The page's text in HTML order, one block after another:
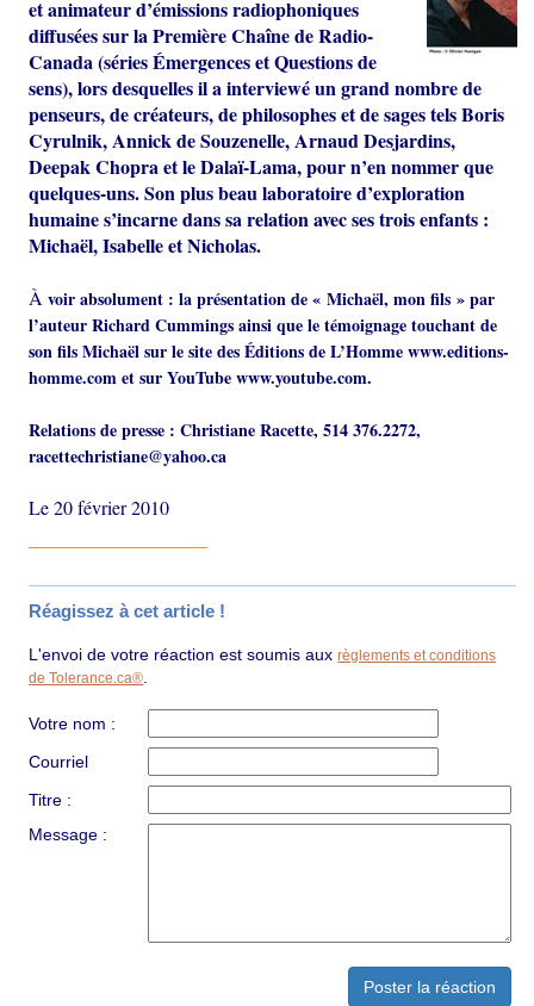
et animateur d’émissions radiophoniques
diffusées sur la Première Chaîne de Radio-
Canada (séries Émergences et Questions de
sens), lors desquelles il a interviewé un grand nombre de
penseurs, de créateurs, de philosophes et de sages tels Boris
Cyrulnik, Annick de Souzenelle, Arnaud Desjardins,
Deepak Chopra et le Dalaï-Lama, pour n’en nommer que
quelques-uns. Son plus beau laboratoire d’exploration
humaine s’incarne dans sa relation avec ses trois enfants :
Michaël, Isabelle et Nicholas.
Àvoir absolument : la présentation de « Michaël, mon fils » par
l’auteur Richard Cummings ainsi que le témoignage touchant de
son fils Michaël sur le site des Éditions de L’Homme www.editions-
homme.com et sur YouTube www.youtube.com.
Relations de presse : Christiane Racette, 514 376.2272,
racettechristiane@yahoo.ca
Le 20 février 2010
Réagissez à cet article !
L'envoi de votre réaction est soumis auxrèglements et conditions
de Tolerance.ca®.
Votre nom :
Courriel
Titre :
Message :